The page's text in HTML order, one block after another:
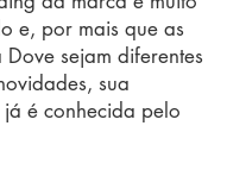
e, por mais que as
sejam diferentes
sua
é conhecida pelo